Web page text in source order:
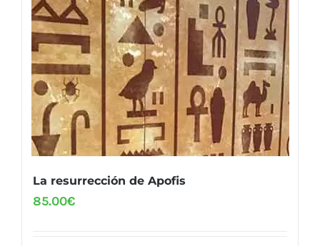
La resurrección de Apofis
85.00€